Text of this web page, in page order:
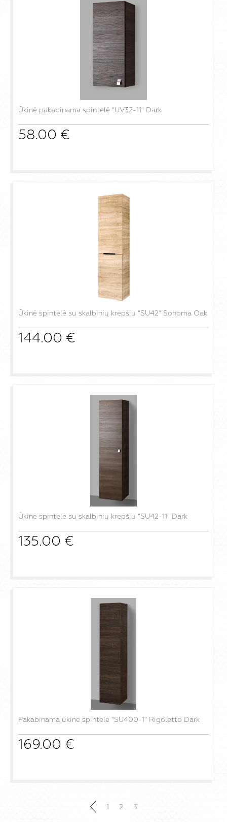
Ūkinė pakabinama spintelė "UV32-11" Dark
58.00 €
Ūkinė spintelė su skalbinių krepšiu "SU42" Sonoma Oak
144.00 €
Ūkinė spintelė su skalbinių krepšiu "SU42-11" Dark
135.00 €
Pakabinama ūkinė spintelė "SU400-1" Rigoletto Dark
169.00 €
1 2 3